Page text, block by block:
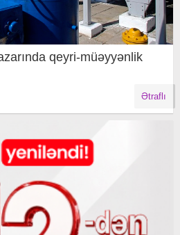
qeyri-müəyyənlik
Ətraflı